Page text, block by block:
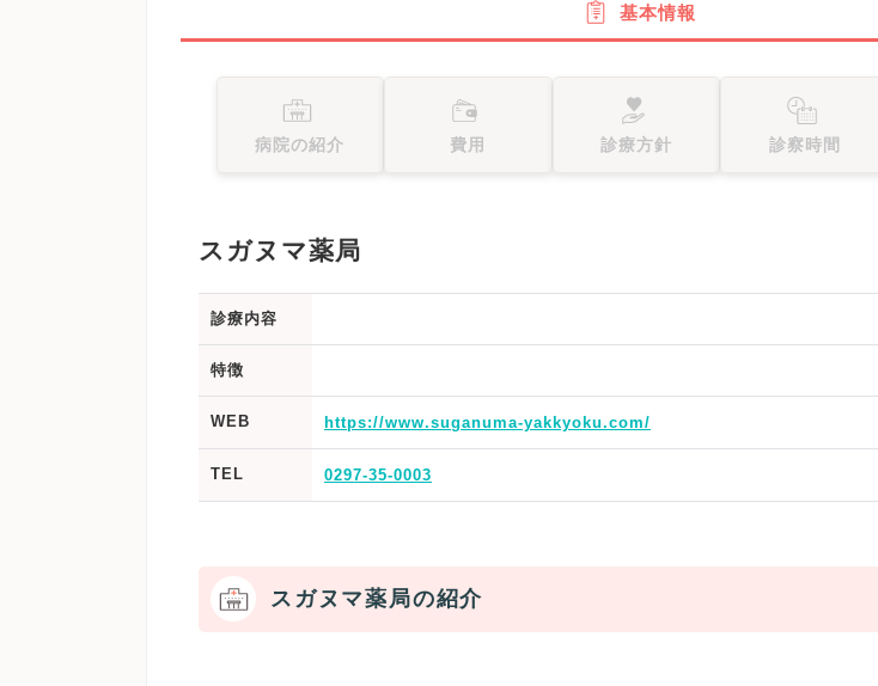
基本情報
病院の紹介 費用 診療方針 診察時間
スガヌマ薬局
診療内容
特徴
WEB https://www.suganuma-yakkyoku.com/
TEL 0297-35-0003
スガヌマ薬局の紹介